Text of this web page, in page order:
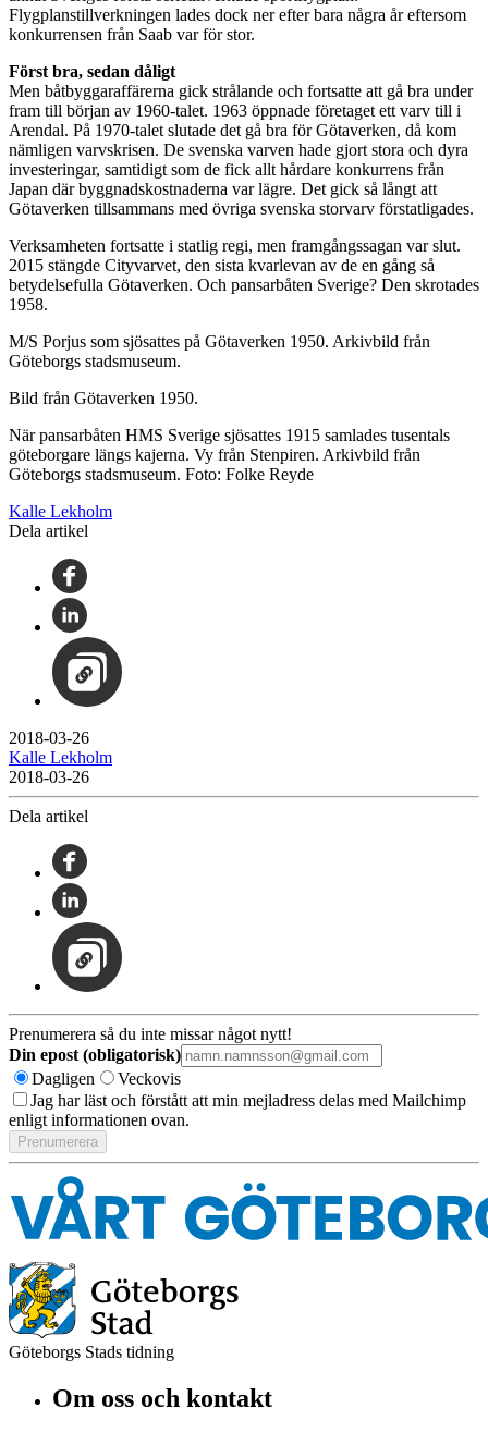
Flygplanstillverkningen lades dock ner efter bara några år eftersom
konkurrensen från Saab var för stor.
Först bra, sedan dåligt
Men båtbyggaraffärerna gick strålande och fortsatte att gå bra under
fram till början av 1960-talet. 1963 öppnade företaget ett varv till i
Arendal. På 1970-talet slutade det gå bra för Götaverken, då kom
nämligen varvskrisen. De svenska varven hade gjort stora och dyra
investeringar, samtidigt som de fick allt hårdare konkurrens från
Japan där byggnadskostnaderna var lägre. Det gick så långt att
Götaverken tillsammans med övriga svenska storvarv förstatligades.
Verksamheten fortsatte i statlig regi, men framgångssagan var slut.
2015 stängde Cityvarvet, den sista kvarlevan av de en gång så
betydelsefulla Götaverken. Och pansarbåten Sverige? Den skrotades
1958.
M/S Porjus som sjösattes på Götaverken 1950. Arkivbild från
Göteborgs stadsmuseum.
Bild från Götaverken 1950.
När pansarbåten HMS Sverige sjösattes 1915 samlades tusentals
göteborgare längs kajerna. Vy från Stenpiren. Arkivbild från
Göteborgs stadsmuseum. Foto: Folke Reyde
Kalle Lekholm
Dela artikel
2018-03-26
Kalle Lekholm
2018-03-26
Dela artikel
Prenumerera så du inte missar något nytt!
Din epost (obligatorisk)
Dagligen
Veckovis
Jag har läst och förstått att min mejladress delas med Mailchimp
enligt informationen ovan.
Göteborgs Stads tidning
Om oss och kontakt